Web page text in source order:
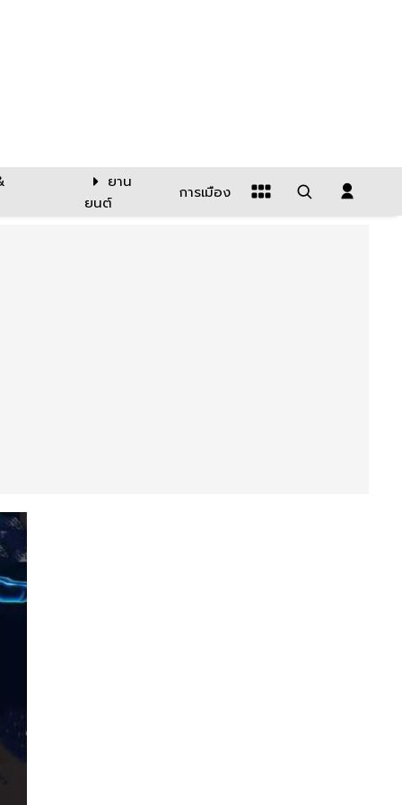
ยาน
ยนต์
การเมือง